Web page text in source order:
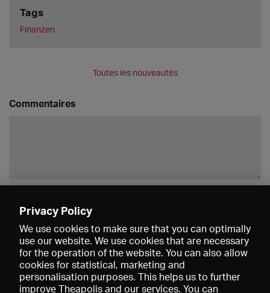
Tags
Finanzen
Toutes les nouveautés
Commentaires
Privacy Policy
We use cookies to make sure that you can optimally
use our website. We use cookies that are necessary
for the operation of the website. You can also allow
cookies for statistical, marketing and
personalisation purposes. This helps us to further
improve Theapolis and our services. You can